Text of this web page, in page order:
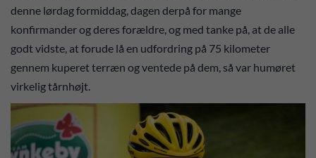
denne lørdag formiddag, dagen derpå for mange
konfirmander og deres forældre, og med tanke på, at de alle
godt vidste, at forude lå en udfordring på 75 kilometer
gennem kuperet terræn og ventede på dem, så var humøret
virkelig tårnhøjt.